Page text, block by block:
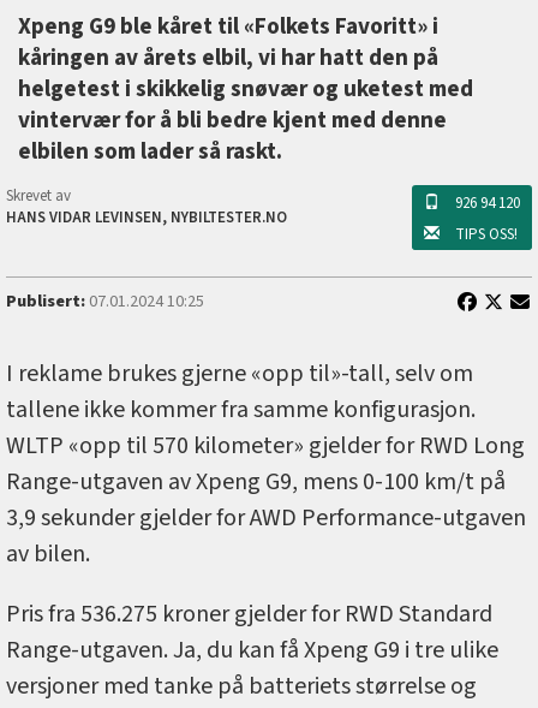
Xpeng G9 ble kåret til «Folkets Favoritt» i
kåringen av årets elbil, vi har hatt den på
helgetest i skikkelig snøvær og uketest med
vintervær for å bli bedre kjent med denne
elbilen som lader så raskt.
Skrevet av
HANS VIDAR LEVINSEN, NYBILTESTER.NO
926 94 120
TIPS OSS!
Publisert:07.01.2024 10:25
I reklame brukes gjerne «opp til»-tall, selv om
tallene ikke kommer fra samme konfigurasjon.
WLTP «opp til 570 kilometer» gjelder for RWD Long
Range-utgaven av Xpeng G9, mens 0-100 km/t på
3,9 sekunder gjelder for AWD Performance-utgaven
av bilen.
Pris fra 536.275 kroner gjelder for RWD Standard
Range-utgaven. Ja, du kan få Xpeng G9 i tre ulike
versjoner med tanke på batteriets størrelse og